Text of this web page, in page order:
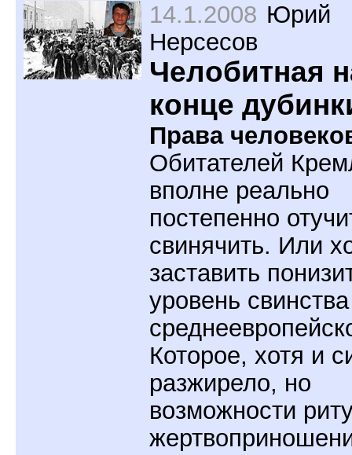
14.1.2008 Юрий
Нерсесов
Челобитная
конце
Права
Обитателей
вполне реально
постепенно
свинячить. Или
заставить
уровень
Которое, хотя и
разжирело, но
возможности